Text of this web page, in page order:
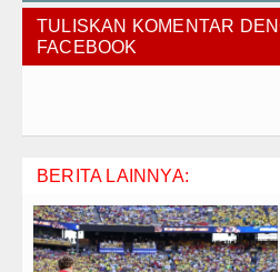
TULISKAN KOMENTAR
FACEBOOK
BERITA LAINNYA: